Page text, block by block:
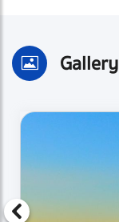
Gallery